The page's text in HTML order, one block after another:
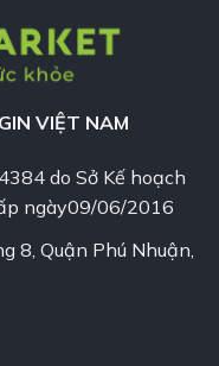
VIỆT NAM
do Sở Kế hoạch
ngày09/06/2016
8, Quận Phú Nhuận,